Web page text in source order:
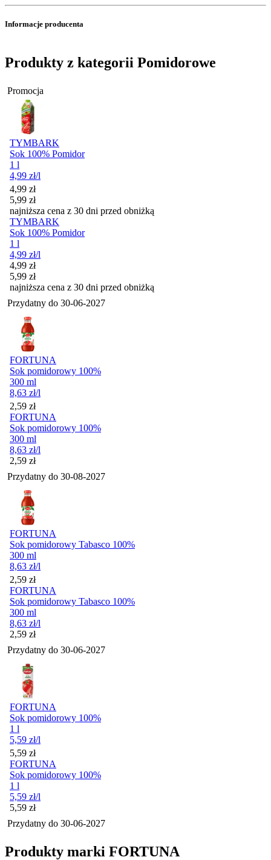
Informacje producenta
Produkty z kategorii Pomidorowe
Promocja
TYMBARK
Sok 100% Pomidor
1 l
4,99 zł/l
Cena promocyjna
4,99 zł
5,99 zł
najniższa cena z 30 dni przed obniżką
TYMBARK
Sok 100% Pomidor
1 l
4,99 zł/l
Cena promocyjna
4,99 zł
5,99 zł
najniższa cena z 30 dni przed obniżką
Przydatny do 30-06-2027
FORTUNA
Sok pomidorowy 100%
300 ml
8,63 zł/l
Cena
2,59 zł
FORTUNA
Sok pomidorowy 100%
300 ml
8,63 zł/l
Cena
2,59 zł
Przydatny do 30-08-2027
FORTUNA
Sok pomidorowy Tabasco 100%
300 ml
8,63 zł/l
Cena
2,59 zł
FORTUNA
Sok pomidorowy Tabasco 100%
300 ml
8,63 zł/l
Cena
2,59 zł
Przydatny do 30-06-2027
FORTUNA
Sok pomidorowy 100%
1 l
5,59 zł/l
Cena
5,59 zł
FORTUNA
Sok pomidorowy 100%
1 l
5,59 zł/l
Cena
5,59 zł
Przydatny do 30-06-2027
Produkty marki FORTUNA